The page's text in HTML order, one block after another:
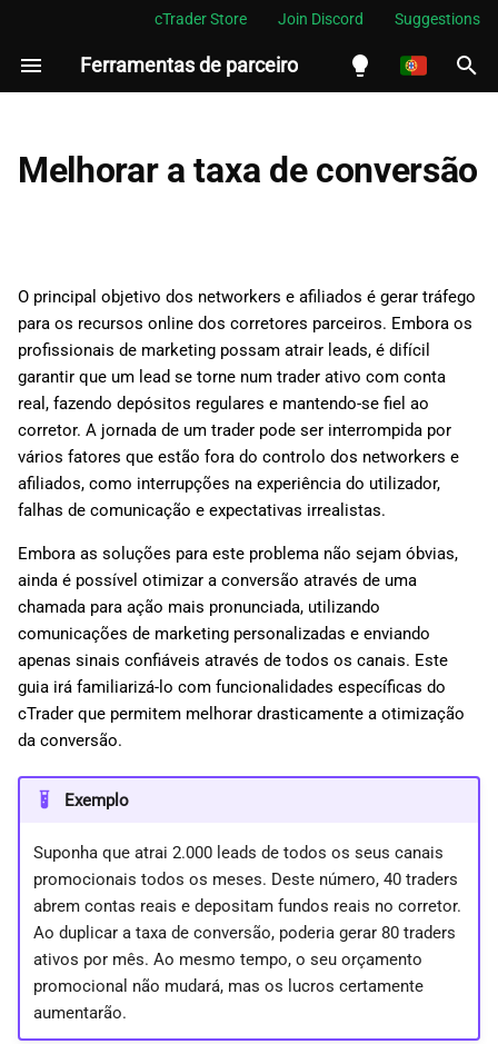
cTrader Store Join Discord Suggestions
Ferramentas de parceiro
Español
Melayu
ไทย
Tiếng Việt
한국어
中文
日本語
Deutsch
Français
Italiano
Polski
Русский
I
i
i
a
d
o
p
s
Identificar o estrangulamento
Configurar experiências
Examinar dados
O que vem a seguir?
Melhorar a taxa de conversão
O principal objetivo dos networkers e afiliados é gerar tráfego
para os recursos online dos corretores parceiros. Embora os
profissionais de marketing possam atrair leads, é difícil
garantir que um lead se torne num trader ativo com conta
real, fazendo depósitos regulares e mantendo-se fiel ao
corretor. A jornada de um trader pode ser interrompida por
vários fatores que estão fora do controlo dos networkers e
afiliados, como interrupções na experiência do utilizador,
falhas de comunicação e expectativas irrealistas.
Embora as soluções para este problema não sejam óbvias,
ainda é possível otimizar a conversão através de uma
chamada para ação mais pronunciada, utilizando
comunicações de marketing personalizadas e enviando
apenas sinais confiáveis através de todos os canais. Este
guia irá familiarizá-lo com funcionalidades específicas do
cTrader que permitem melhorar drasticamente a otimização
da conversão.
Exemplo
Suponha que atrai 2.000 leads de todos os seus canais
promocionais todos os meses. Deste número, 40 traders
abrem contas reais e depositam fundos reais no corretor.
Ao duplicar a taxa de conversão, poderia gerar 80 traders
ativos por mês. Ao mesmo tempo, o seu orçamento
promocional não mudará, mas os lucros certamente
aumentarão.